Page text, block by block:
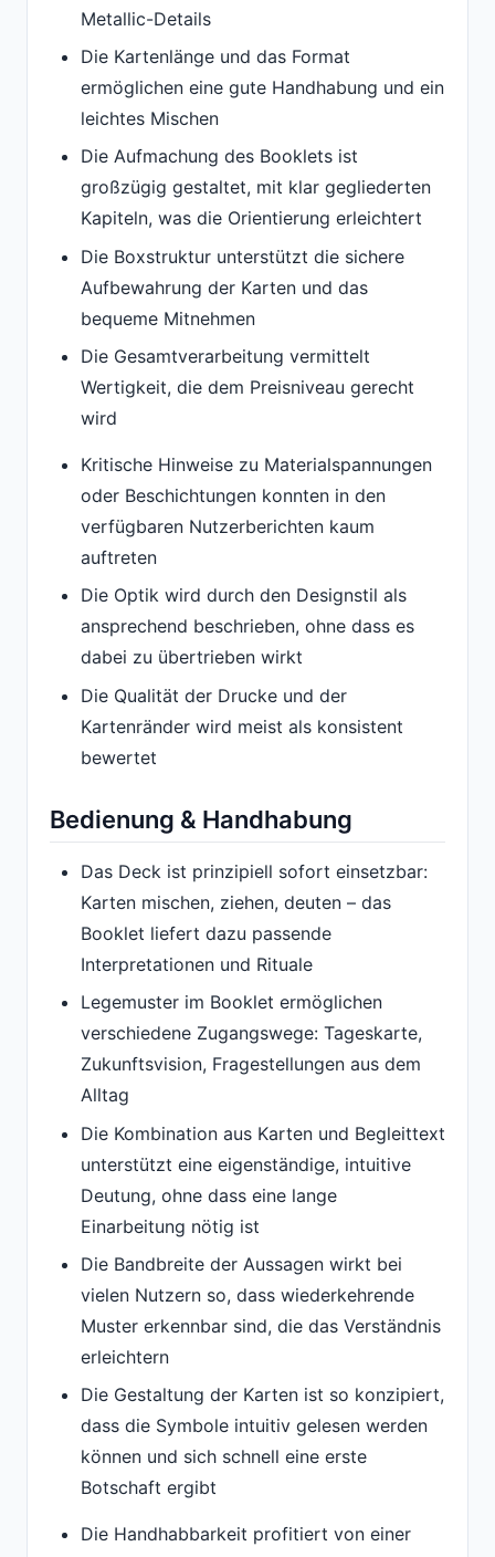
Metallic-Details
Die Kartenlänge und das Format
ermöglichen eine gute Handhabung und ein
leichtes Mischen
Die Aufmachung des Booklets ist
großzügig gestaltet, mit klar gegliederten
Kapiteln, was die Orientierung erleichtert
Die Boxstruktur unterstützt die sichere
Aufbewahrung der Karten und das
bequeme Mitnehmen
Die Gesamtverarbeitung vermittelt
Wertigkeit, die dem Preisniveau gerecht
wird
Kritische Hinweise zu Materialspannungen
oder Beschichtungen konnten in den
verfügbaren Nutzerberichten kaum
auftreten
Die Optik wird durch den Designstil als
ansprechend beschrieben, ohne dass es
dabei zu übertrieben wirkt
Die Qualität der Drucke und der
Kartenränder wird meist als konsistent
bewertet
Bedienung & Handhabung
Das Deck ist prinzipiell sofort einsetzbar:
Karten mischen, ziehen, deuten – das
Booklet liefert dazu passende
Interpretationen und Rituale
Legemuster im Booklet ermöglichen
verschiedene Zugangswege: Tageskarte,
Zukunftsvision, Fragestellungen aus dem
Alltag
Die Kombination aus Karten und Begleittext
unterstützt eine eigenständige, intuitive
Deutung, ohne dass eine lange
Einarbeitung nötig ist
Die Bandbreite der Aussagen wirkt bei
vielen Nutzern so, dass wiederkehrende
Muster erkennbar sind, die das Verständnis
erleichtern
Die Gestaltung der Karten ist so konzipiert,
dass die Symbole intuitiv gelesen werden
können und sich schnell eine erste
Botschaft ergibt
Die Handhabbarkeit profitiert von einer